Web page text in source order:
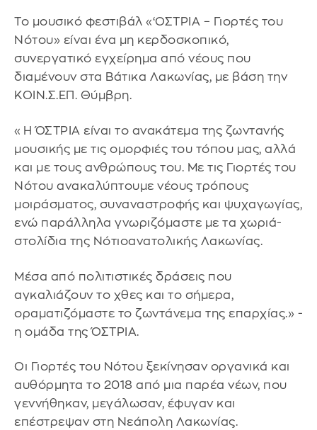
Το μουσικό φεστιβάλ «‘ΟΣΤΡΙΑ – Γιορτές του
Νότου» είναι ένα μη κερδοσκοπικό,
συνεργατικό εγχείρημα από νέους που
διαμένουν στα Βάτικα Λακωνίας, με βάση την
ΚΟΙΝ.Σ.ΕΠ. Θύμβρη.
«Η ΌΣΤΡΙΑ είναι το ανακάτεμα της ζωντανής
μουσικής με τις ομορφιές του τόπου μας, αλλά
και με τους ανθρώπους του. Με τις Γιορτές του
Νότου ανακαλύπτουμε νέους τρόπους
μοιράσματος, συναναστροφής και ψυχαγωγίας,
ενώ παράλληλα γνωριζόμαστε με τα χωριά-
στολίδια της Νότιοανατολικής Λακωνίας.
Μέσα από πολιτιστικές δράσεις που
αγκαλιάζουν το χθες και το σήμερα,
οραματιζόμαστε το ζωντάνεμα της επαρχίας.» -
η ομάδα της ΌΣΤΡΙΑ.
Οι Γιορτές του Νότου ξεκίνησαν οργανικά και
αυθόρμητα το 2018 από μια παρέα νέων, που
γεννήθηκαν, μεγάλωσαν, έφυγαν και
επέστρεψαν στη Νεάπολη Λακωνίας.